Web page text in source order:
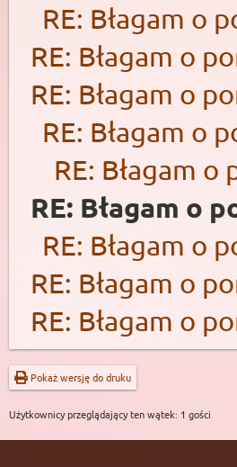
RE: Błagam o
RE: Błagam o
RE: Błagam o
RE: Błagam o
RE: Błagam o
RE: Błagam o
RE: Błagam o
RE: Błagam o
RE: Błagam o
Pokaż wersję do druku
Użytkownicy przeglądający ten wątek: 1 gości